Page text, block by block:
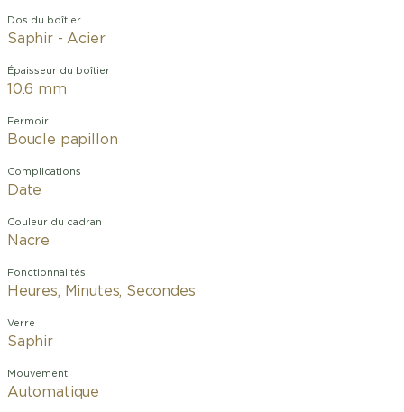
Dos du boîtier
Saphir - Acier
Épaisseur du boîtier
10.6 mm
Fermoir
Boucle papillon
Complications
Date
Couleur du cadran
Nacre
Fonctionnalités
Heures, Minutes, Secondes
Verre
Saphir
Mouvement
Automatique